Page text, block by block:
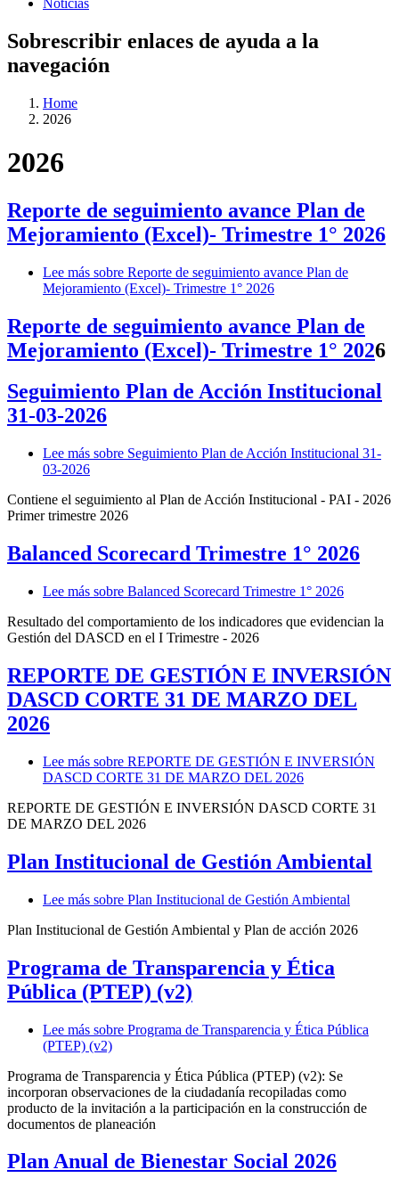
Noticias
Sobrescribir enlaces de ayuda a la
navegación
Home
2026
2026
Reporte de seguimiento avance Plan de
Mejoramiento (Excel)- Trimestre 1° 2026
Lee más sobre Reporte de seguimiento avance Plan de
Mejoramiento (Excel)- Trimestre 1° 2026
Reporte de seguimiento avance Plan de
Mejoramiento (Excel)- Trimestre 1° 2026
Seguimiento Plan de Acción Institucional
31-03-2026
Lee más sobre Seguimiento Plan de Acción Institucional 31-
03-2026
Contiene el seguimiento al Plan de Acción Institucional - PAI - 2026
Primer trimestre 2026
Balanced Scorecard Trimestre 1° 2026
Lee más sobre Balanced Scorecard Trimestre 1° 2026
Resultado del comportamiento de los indicadores que evidencian la
Gestión del DASCD en el I Trimestre - 2026
REPORTE DE GESTIÓN E INVERSIÓN
DASCD CORTE 31 DE MARZO DEL
2026
Lee más sobre REPORTE DE GESTIÓN E INVERSIÓN
DASCD CORTE 31 DE MARZO DEL 2026
REPORTE DE GESTIÓN E INVERSIÓN DASCD CORTE 31
DE MARZO DEL 2026
Plan Institucional de Gestión Ambiental
Lee más sobre Plan Institucional de Gestión Ambiental
Plan Institucional de Gestión Ambiental y Plan de acción 2026
Programa de Transparencia y Ética
Pública (PTEP) (v2)
Lee más sobre Programa de Transparencia y Ética Pública
(PTEP) (v2)
Programa de Transparencia y Ética Pública (PTEP) (v2): Se
incorporan observaciones de la ciudadanía recopiladas como
producto de la invitación a la participación en la construcción de
documentos de planeación
Plan Anual de Bienestar Social 2026